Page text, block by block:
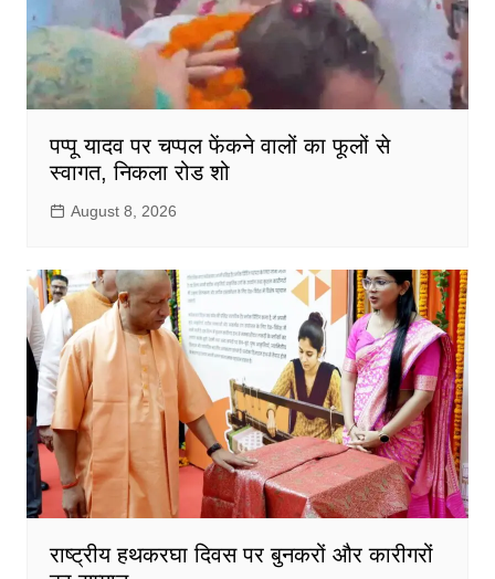
पप्पू यादव पर चप्पल फेंकने वालों का फूलों से
स्वागत, निकला रोड शो
August 8, 2026
राष्ट्रीय हथकरघा दिवस पर बुनकरों और कारीगरों